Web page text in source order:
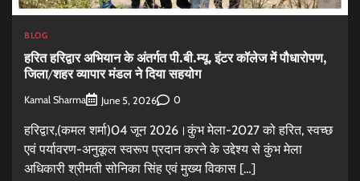
BLOG
हरित हरिद्वार अभियान के अंतर्गत पी.बी.म्यू. इंटर कॉलेज में पौधारोपण,
जिला/शहर व्यापार मंडल ने दिया सहयोग
Kamal Sharma June 5, 2026 0
हरिद्वार,(कमल शर्मा)04 जून 2026।कुंभ मेला-2027 को हरित, स्वच्छ
एवं पर्यावरण-अनुकूल स्वरूप प्रदान करने के उद्देश्य से कुंभ मेला
अधिकारी श्रीमती सोनिका सिंह एवं मुख्य विकास […]